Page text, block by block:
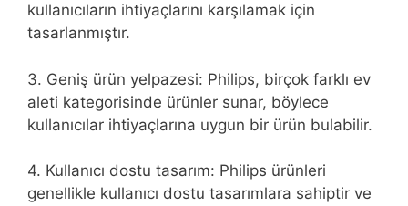
kullanıcıların ihtiyaçlarını karşılamak için
tasarlanmıştır.
3. Geniş ürün yelpazesi: Philips, birçok farklı ev
aleti kategorisinde ürünler sunar, böylece
kullanıcılar ihtiyaçlarına uygun bir ürün bulabilir.
4. Kullanıcı dostu tasarım: Philips ürünleri
genellikle kullanıcı dostu tasarımlara sahiptir ve